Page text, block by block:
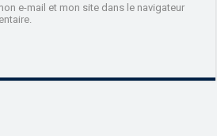
e-mail et mon site dans le navigateur